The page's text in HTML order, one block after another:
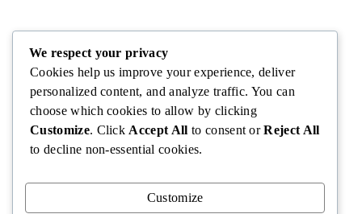
Visage
Corps
We respect your privacy
Cookies help us improve your experience, deliver
personalized content, and analyze traffic. You can
choose which cookies to allow by clicking
Customize. Click Accept All to consent orReject All
to decline non-essential cookies.
Customize